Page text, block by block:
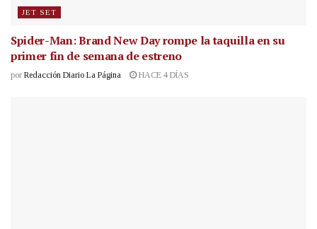
JET SET
Spider-Man: Brand New Day rompe la taquilla en su
primer fin de semana de estreno
por Redacción Diario La Página HACE 4 DÍAS